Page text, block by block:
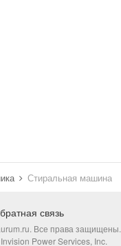
Стиральная машина
связь
Все права защищены.
Power Services, Inc.